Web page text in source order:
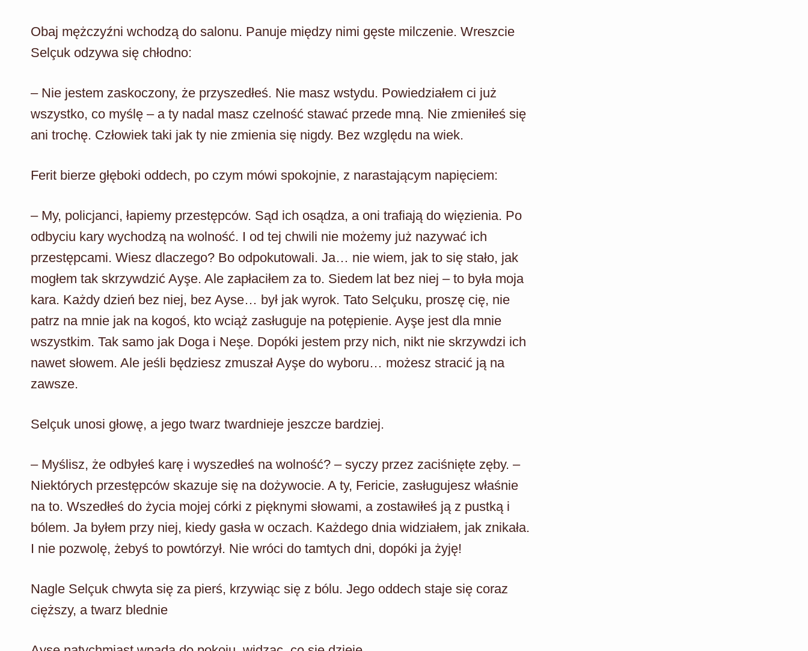
Obaj mężczyźni wchodzą do salonu. Panuje między nimi gęste milczenie. Wreszcie
Selçuk odzywa się chłodno:
– Nie jestem zaskoczony, że przyszedłeś. Nie masz wstydu. Powiedziałem ci już
wszystko, co myślę – a ty nadal masz czelność stawać przede mną. Nie zmieniłeś się
ani trochę. Człowiek taki jak ty nie zmienia się nigdy. Bez względu na wiek.
Ferit bierze głęboki oddech, po czym mówi spokojnie, z narastającym napięciem:
– My, policjanci, łapiemy przestępców. Sąd ich osądza, a oni trafiają do więzienia. Po
odbyciu kary wychodzą na wolność. I od tej chwili nie możemy już nazywać ich
przestępcami. Wiesz dlaczego? Bo odpokutowali. Ja… nie wiem, jak to się stało, jak
mogłem tak skrzywdzić Ayşe. Ale zapłaciłem za to. Siedem lat bez niej – to była moja
kara. Każdy dzień bez niej, bez Ayse… był jak wyrok. Tato Selçuku, proszę cię, nie
patrz na mnie jak na kogoś, kto wciąż zasługuje na potępienie. Ayşe jest dla mnie
wszystkim. Tak samo jak Doga i Neşe. Dopóki jestem przy nich, nikt nie skrzywdzi ich
nawet słowem. Ale jeśli będziesz zmuszał Ayşe do wyboru… możesz stracić ją na
zawsze.
Selçuk unosi głowę, a jego twarz twardnieje jeszcze bardziej.
– Myślisz, że odbyłeś karę i wyszedłeś na wolność? – syczy przez zaciśnięte zęby. –
Niektórych przestępców skazuje się na dożywocie. A ty, Fericie, zasługujesz właśnie
na to. Wszedłeś do życia mojej córki z pięknymi słowami, a zostawiłeś ją z pustką i
bólem. Ja byłem przy niej, kiedy gasła w oczach. Każdego dnia widziałem, jak znikała.
I nie pozwolę, żebyś to powtórzył. Nie wróci do tamtych dni, dopóki ja żyję!
Nagle Selçuk chwyta się za pierś, krzywiąc się z bólu. Jego oddech staje się coraz
cięższy, a twarz blednie